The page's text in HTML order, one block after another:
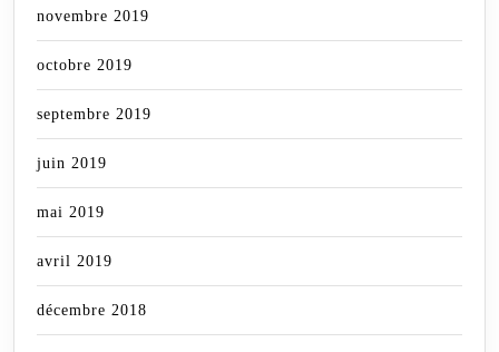
novembre 2019
octobre 2019
septembre 2019
juin 2019
mai 2019
avril 2019
décembre 2018